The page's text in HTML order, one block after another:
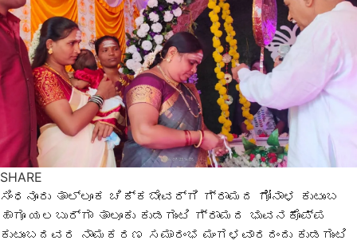
SHARE
ಸಿಂಧನೂರು ತಾಲ್ಲೂಕ ಚಿಕ್ಕಬೇವರ್ಗಿ ಗ್ರಾಮದ ಗೋನಾಳ ಕುಟುಂಬ
ಹಾಗೂ ಯಲಬುರ್ಗಾ ತಾಲೂಕು ಕುಡಗುಂಟಿ ಗ್ರಾಮದ ಭುವನಕೊಪ್ಪ
ಕುಟುಂಬದವರ ನಾಮಕರಣ ಸಮಾರಂಭ ಮಂಗಳವಾರದಂದು ಕುಡಗುಂಟಿ